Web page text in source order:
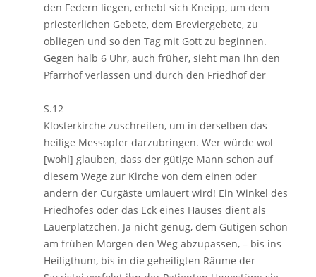
den Federn liegen, erhebt sich Kneipp, um dem
priesterlichen Gebete, dem Breviergebete, zu
obliegen und so den Tag mit Gott zu beginnen.
Gegen halb 6 Uhr, auch früher, sieht man ihn den
Pfarrhof verlassen und durch den Friedhof der
S.12
Klosterkirche zuschreiten, um in derselben das
heilige Messopfer darzubringen. Wer würde wol
[wohl] glauben, dass der gütige Mann schon auf
diesem Wege zur Kirche von dem einen oder
andern der Curgäste umlauert wird! Ein Winkel des
Friedhofes oder das Eck eines Hauses dient als
Lauerplätzchen. Ja nicht genug, dem Gütigen schon
am frühen Morgen den Weg abzupassen, – bis ins
Heiligthum, bis in die geheiligten Räume der